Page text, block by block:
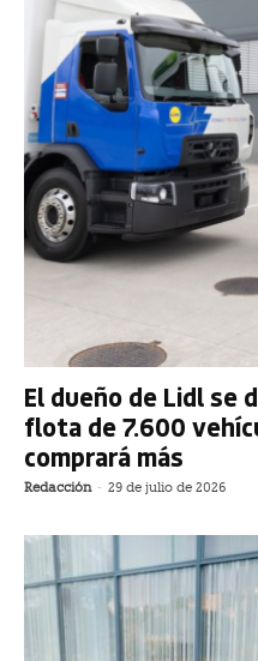
El dueño de Lidl se
flota de 7.600
comprará más
Redacción - 29 de julio de 2026